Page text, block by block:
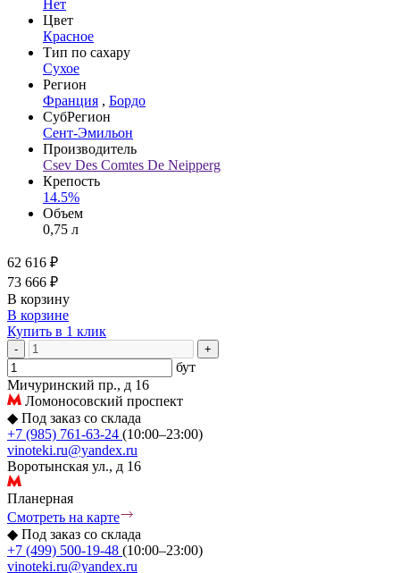
Нет
Цвет
Красное
Тип по сахару
Сухое
Регион
Франция , Бордо
СубРегион
Сент-Эмильон
Производитель
Csev Des Comtes De Neipperg
Крепость
14.5%
Объем
0,75 л
62 616 ₽
73 666 ₽
В корзину
В корзине
Купить в 1 клик
- +
бут
Мичуринский пр., д 16
Ломоносовский проспект
◆ Под заказ со склада
+7 (985) 761-63-24 (10:00–23:00)
vinoteki.ru@yandex.ru
Воротынская ул., д 16
Планерная
Смотреть на карте
◆ Под заказ со склада
+7 (499) 500-19-48 (10:00–23:00)
vinoteki.ru@yandex.ru